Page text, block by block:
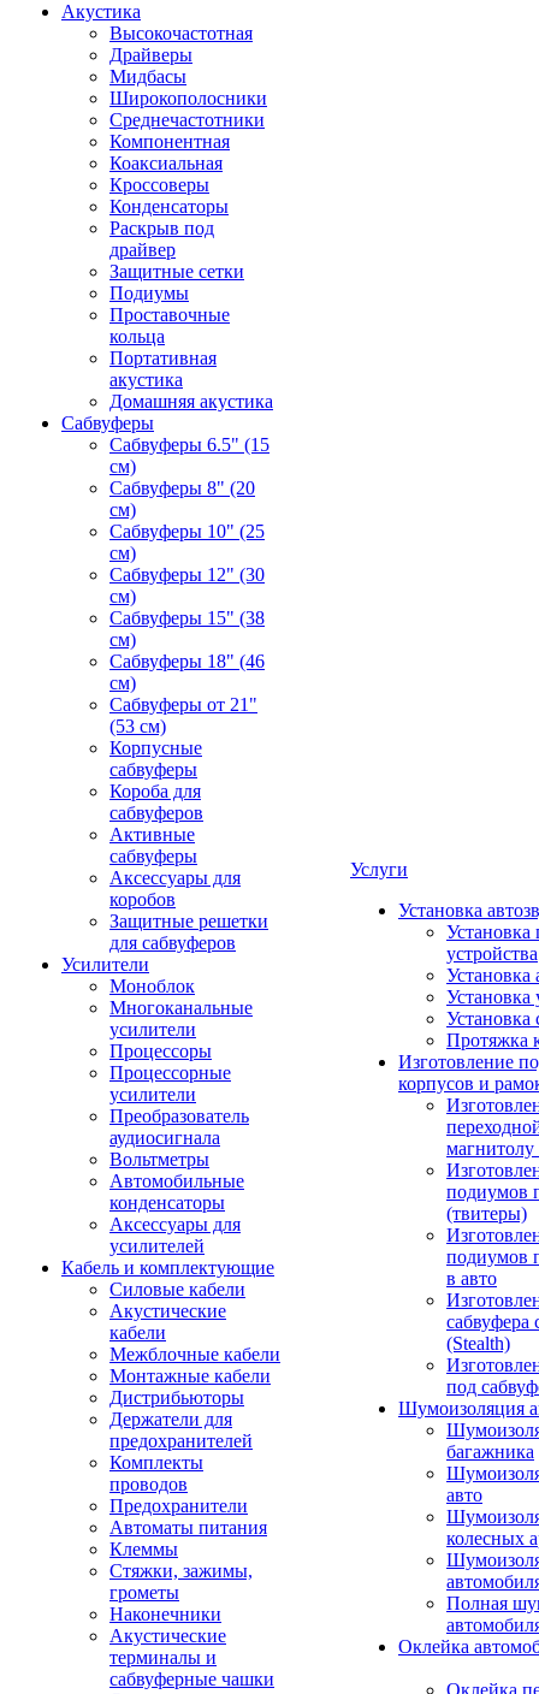
Акустика
Высокочастотная
Драйверы
Мидбасы
Широкополосники
Среднечастотники
Компонентная
Коаксиальная
Кроссоверы
Конденсаторы
Раскрыв под
драйвер
Защитные сетки
Подиумы
Проставочные
кольца
Портативная
акустика
Домашняя акустика
Сабвуферы
Сабвуферы 6.5" (15
см)
Сабвуферы 8" (20
см)
Сабвуферы 10" (25
см)
Сабвуферы 12" (30
см)
Сабвуферы 15" (38
см)
Сабвуферы 18" (46
см)
Сабвуферы от 21"
(53 см)
Корпусные
сабвуферы
Короба для
сабвуферов
Активные
сабвуферы
Аксессуары для
коробов
Защитные решетки
для сабвуферов
Усилители
Моноблок
Многоканальные
усилители
Процессоры
Процессорные
усилители
Преобразователь
аудиосигнала
Вольтметры
Автомобильные
конденсаторы
Аксессуары для
усилителей
Кабель и комплектующие
Силовые кабели
Акустические
кабели
Межблочные кабели
Монтажные кабели
Дистрибьюторы
Держатели для
предохранителей
Комплекты
проводов
Предохранители
Автоматы питания
Клеммы
Стяжки, зажимы,
грометы
Наконечники
Акустические
терминалы и
сабвуферные чашки
Услуги
Установка
Установка
устройства
Установка
Установка
Установка
Протяжка
Изготовление
корпусов и
подиумов
(твитеры)
подиумов
в авто
сабвуфера
(Stealth)
под
Шумоизоляция
багажника
авто
колесных
Полная
Оклейка
Оклейка